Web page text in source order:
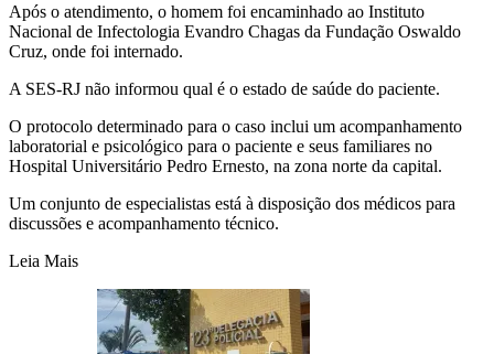
Após o atendimento, o homem foi encaminhado ao Instituto
Nacional de Infectologia Evandro Chagas da Fundação Oswaldo
Cruz, onde foi internado.
A SES-RJ não informou qual é o estado de saúde do paciente.
O protocolo determinado para o caso inclui um acompanhamento
laboratorial e psicológico para o paciente e seus familiares no
Hospital Universitário Pedro Ernesto, na zona norte da capital.
Um conjunto de especialistas está à disposição dos médicos para
discussões e acompanhamento técnico.
Leia Mais